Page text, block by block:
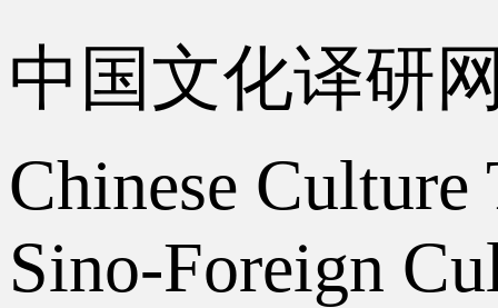
中国文化译研
Chinese
Sino-Foreign